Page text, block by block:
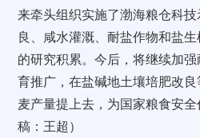
来牵头组织实施了渤海粮仓科
良、咸水灌溉、耐盐作物和盐
的研究积累。今后，将继续加
育推广，在盐碱地土壤培肥改
麦产量提上去，为国家粮食安
稿：王超）